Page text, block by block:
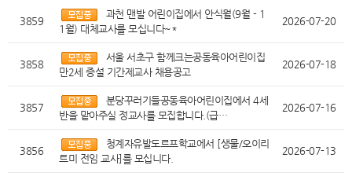
3859
과천 맨발 어린이집에서 안식월(9월 - 1
1월) 대체교사를 모십니다~*
2026-07-20
3858
서울 서초구 함께크는공동육아어린이집
만2세 증설 기간제교사 채용공고
2026-07-18
3857
분당꾸러기들공동육아어린이집에서 4세
반을 맡아주실 정교사를 모집합니다.(급…
2026-07-16
3856
청계자유발도르프학교에서 [생물/오이리
트미 전임 교사]를 모십니다.
2026-07-13